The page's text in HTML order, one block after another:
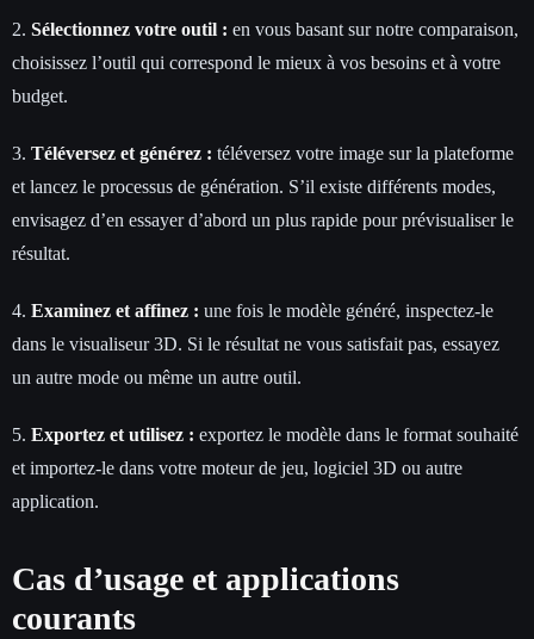
2. Sélectionnez votre outil : en vous basant sur notre comparaison,
choisissez l’outil qui correspond le mieux à vos besoins et à votre
budget.
3. Téléversez et générez : téléversez votre image sur la plateforme
et lancez le processus de génération. S’il existe différents modes,
envisagez d’en essayer d’abord un plus rapide pour prévisualiser le
résultat.
4. Examinez et affinez : une fois le modèle généré, inspectez-le
dans le visualiseur 3D. Si le résultat ne vous satisfait pas, essayez
un autre mode ou même un autre outil.
5. Exportez et utilisez : exportez le modèle dans le format souhaité
et importez-le dans votre moteur de jeu, logiciel 3D ou autre
application.
Cas d’usage et applications
courants